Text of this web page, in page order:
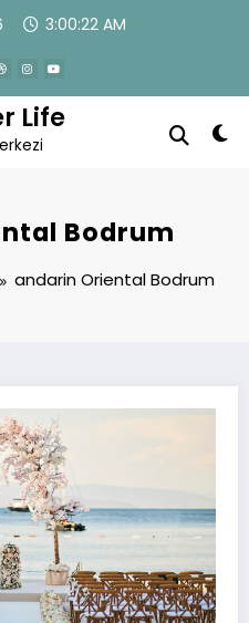
3:00:22 AM
Life
Bodrum
andarin Oriental Bodrum